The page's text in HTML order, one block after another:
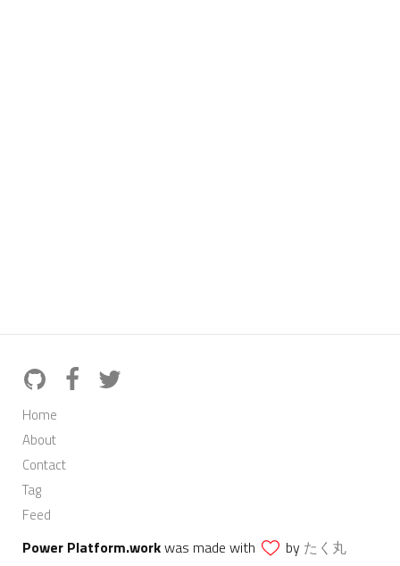
Home
About
Contact
Tag
Feed
Power Platform.workwas made with by たく丸